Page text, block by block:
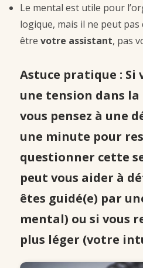
Le mental est utile pour
logique, mais il ne peut
être votre assistant, pas
Astuce pratique : Si
une tension dans
vous pensez à une
une minute pour
questionner cette
peut vous aider à
êtes guidé(e) par
mental) ou si vous
plus léger (votre